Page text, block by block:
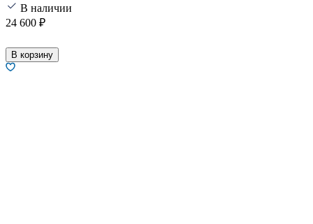
В наличии
24 600 ₽
В корзину